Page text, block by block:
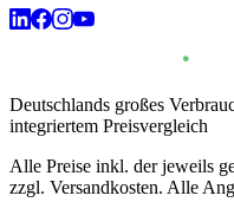
Deutschlands großes
integriertem Preisvergleich
Alle Preise inkl. der jeweils
zzgl. Versandkosten. Alle